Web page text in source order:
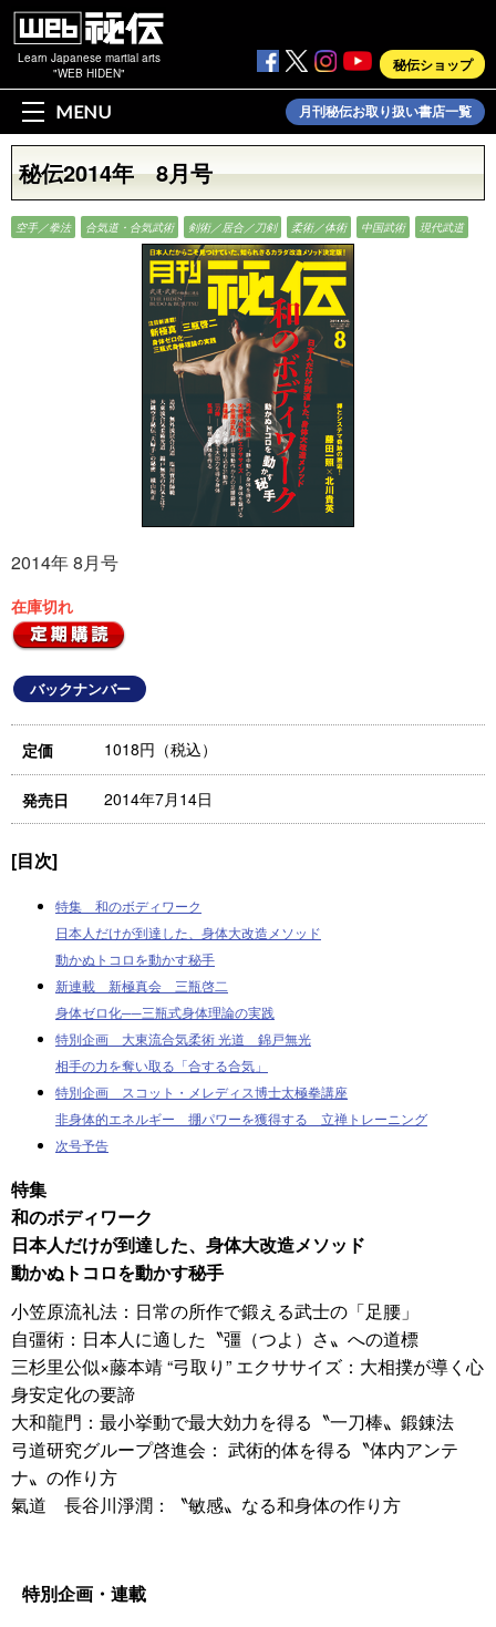
Learn Japanese martial arts
"WEB HIDEN"
秘伝ショップ
MENU 月刊秘伝お取り扱い書店一覧
秘伝2014年 8月号
空手／拳法 合気道・合気武術 剣術／居合／刀剣 柔術／体術 中国武術 現代武道
2014年 8月号
在庫切れ
バックナンバー
定価 1018円（税込）
発売日 2014年7月14日
[目次]
特集 和のボディワーク
日本人だけが到達した、身体大改造メソッド
動かぬトコロを動かす秘手
新連載 新極真会 三瓶啓二
身体ゼロ化──三瓶式身体理論の実践
特別企画 大東流合気柔術 光道 錦戸無光
相手の力を奪い取る「合する合気」
特別企画 スコット・メレディス博士太極拳講座
非身体的エネルギー 掤パワーを獲得する 立禅トレーニング
次号予告
特集
和のボディワーク
日本人だけが到達した、身体大改造メソッド
動かぬトコロを動かす秘手
小笠原流礼法：日常の所作で鍛える武士の「足腰」
自彊術：日本人に適した〝彊（つよ）さ〟への道標
三杉里公似×藤本靖 “弓取り” エクササイズ：大相撲が導く心
身安定化の要諦
大和龍門：最小挙動で最大効力を得る〝一刀棒〟鍛錬法
弓道研究グループ啓進会： 武術的体を得る〝体内アンテ
ナ〟の作り方
氣道 長谷川淨潤：〝敏感〟なる和身体の作り方
特別企画・連載